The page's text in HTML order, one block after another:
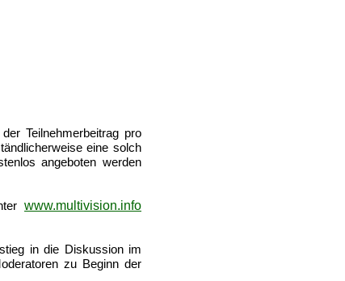
Teilnehmerbeitrag pro
eine solch
angeboten werden
www.multivision.info
in die Diskussion im
zu Beginn der